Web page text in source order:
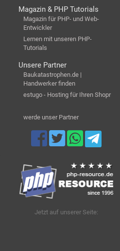
Magazin & PHP Tutorials
Magazin für PHP- und Web-
Entwickler
Lernen mit unseren PHP-
Tutorials
Unsere Partner
Baukatastrophen.de |
Handwerker finden
estugo - Hosting für Ihren Shopr
werde unser Partner
Jetzt auf unserer Seite: